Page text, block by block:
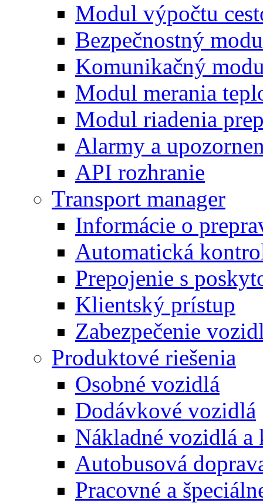
Modul výpočtu
Bezpečnostný
Komunikačný
Modul merania
Modul riadenia
Alarmy a
API rozhranie
Transport manager
Informácie o
Automatická
Prepojenie s
Klientský prístup
Zabezpečenie
Produktové riešenia
Osobné vozidlá
Dodávkové vozidlá
Nákladné vozidlá a
Autobusová
Pracovné a